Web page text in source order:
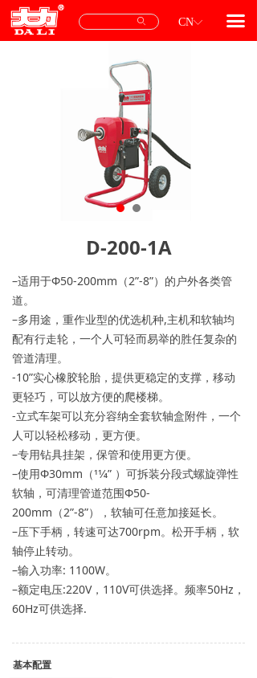
끀
首页 ꀅ
CN
ꄙ
D-200-1A
–适用于Φ50-200mm（2”-8”）的户外各类管
道。
–多用途，重作业型的优选机种,主机和软轴均
配有行走轮，一个人可轻而易举的胜任复杂的
管道清理。
-10”实心橡胶轮胎，提供更稳定的支撑，移动
更轻巧，可以放方便的爬楼梯。
-立式车架可以充分容纳全套软轴盒附件，一个
人可以轻松移动，更方便。
–专用钻具挂架，保管和使用更方便。
–使用Φ30mm（11⁄4” ）可拆装分段式螺旋弹性
软轴，可清理管道范围Φ50-
200mm（2”-8”），软轴可任意加接延长。
–压下手柄，转速可达700rpm。松开手柄，软
轴停止转动。
–输入功率: 1100W。
–额定电压:220V，110V可供选择。频率50Hz，
60Hz可供选择.
基本配置